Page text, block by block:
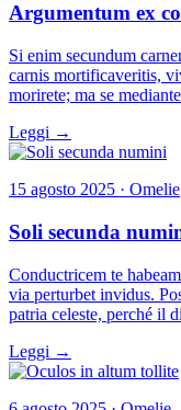
Argumentum ex
Si enim secundum
carnis mortificaveritis,
morirete; ma se
Leggi →
15 agosto 2025 · Omelie
Soli secunda
Conductricem te
via perturbet invidus.
patria celeste, perché il
Leggi →